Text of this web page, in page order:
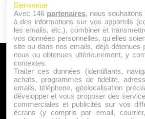
A PROPOS
Qui sommes nous ?
Mentions Légales
Publicité
Politique de Cookies
Bienvenue
Avec 146 partenaires, nous
à des informations sur vos appareils
les emails, etc.), combiner et
vos données personnelles, qu'elles
site ou dans nos emails, déjà détenues
nous ou obtenues ultérieurement, y
contextes.
Traiter ces données (identifiants,
achats, programmes de fidélité,
emails, téléphone, géolocalisation
développer et vous proposer des
commerciales et publicités sur vos
écrans (y compris par email,